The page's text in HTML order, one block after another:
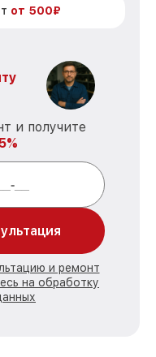
от 500₽
и получите
и ремонт
на обработку